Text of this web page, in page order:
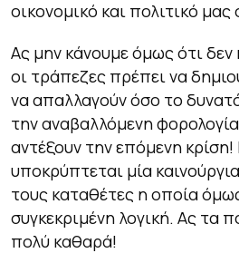
οικονομικό και πολιτικό
Ας μην κάνουμε όμως ότι δεν
οι τράπεζες πρέπει να
να απαλλαγούν όσο το
την αναβαλλόμενη
αντέξουν την επόμενη
υποκρύπτεται μία
τους καταθέτες η οποία
συγκεκριμένη λογική. Ας τα
πολύ καθαρά!